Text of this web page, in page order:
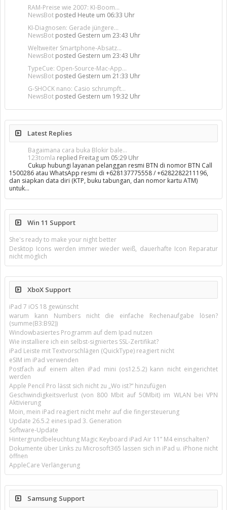
RAM-Preise wie 2007: KI-Boom...
NewsBot posted Heute um 06:33 Uhr
KI-Diagnosen: Gerade jüngere...
NewsBot posted Gestern um 23:43 Uhr
Weltweiter Smartphone-Absatz...
NewsBot posted Gestern um 23:43 Uhr
TypeCue: Open-Source-Mac-App...
NewsBot posted Gestern um 21:33 Uhr
G-SHOCK nano: Casio schrumpft...
NewsBot posted Gestern um 19:32 Uhr
Latest Replies
Bagaimana cara buka Blokir bale...
123tomla replied Freitag um 05:29 Uhr
Cukup hubungi layanan pelanggan resmi BTN di nomor BTN Call
1500286 atau WhatsApp resmi di +628137775558 / +6282282211196,
dan siapkan data diri (KTP, buku tabungan, dan nomor kartu ATM)
untuk…
Win 11 Support
She's ready to make your night better
Desktop Icons werden immer wieder weiß, dauerhafte Icon Reparatur
nicht möglich
XboX Support
iPad 7 iOS 18 gewünscht
warum kann Numbers nicht die einfache Rechenaufgabe lösen?
(summe(B3:B92))
Windowbasiertes Programm auf dem Ipad nutzen
Wie installiere ich ein selbst-signiertes SSL-Zertifikat?
iPad Leiste mit Textvorschlägen (QuickType) reagiert nicht
eSIM im iPad verwenden
Postfach auf einem alten iPad mini (os12.5.2) kann nicht eingerichtet
werden
Apple Pencil Pro lässt sich nicht zu „Wo ist?“ hinzufügen
Geschwindigkeitsverlust (von 800 Mbit auf 50Mbit) im WLAN bei VPN
Aktivierung
Moin, mein iPad reagiert nicht mehr auf die fingersteuerung
Update 26.5.2 eines ipad 3. Generation
Software-Update
Hintergrundbeleuchtung Magic Keyboard iPad Air 11’’ M4 einschalten?
Dokumente über Links zu Microsoft365 lassen sich in iPad u. iPhone nicht
öffnen
AppleCare Verlängerung
Samsung Support